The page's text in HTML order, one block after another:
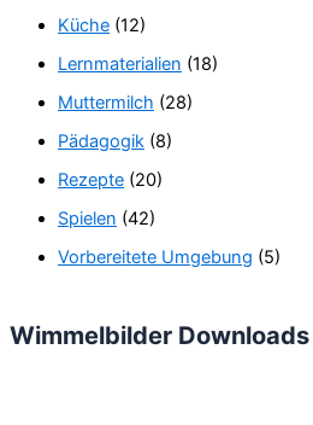
Küche (12)
Lernmaterialien (18)
Muttermilch (28)
Pädagogik (8)
Rezepte (20)
Spielen (42)
Vorbereitete Umgebung (5)
Wimmelbilder Downloads